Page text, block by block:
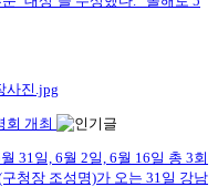
회 개최
31일, 6월 2일, 6월 16일 총 3회
청장 조성명)가 오는 31일 강남